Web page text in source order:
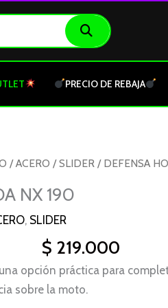
PRECIO DE REBAJA
/ACERO /SLIDER / DEFENSA
NX 190
, SLIDER
$ 219.000
opción práctica para
sobre la moto.